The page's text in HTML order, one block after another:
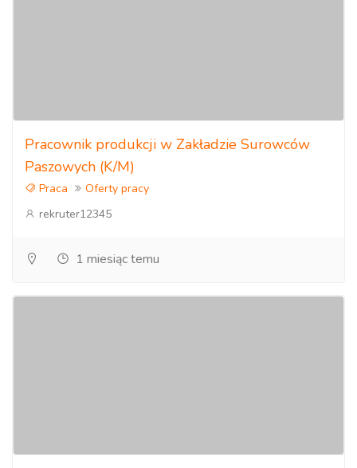
Pracownik produkcji w Zakładzie Surowców
Paszowych (K/M)
Praca
Oferty pracy
rekruter12345
1 miesiąc temu